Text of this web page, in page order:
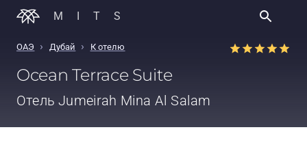
MITS
ОАЭ › Дубай › К отелю
Ocean Terrace Suite
ОтельJumeirah Mina Al Salam